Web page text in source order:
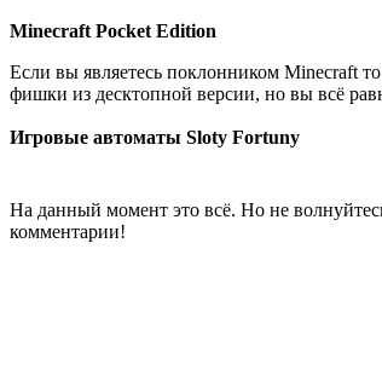
Minecraft Pocket Edition
Если вы являетесь поклонником Minecraft
фишки из десктопной версии, но вы всё
Игровые автоматы Sloty Fortuny
На данный момент это всё. Но не
комментарии!